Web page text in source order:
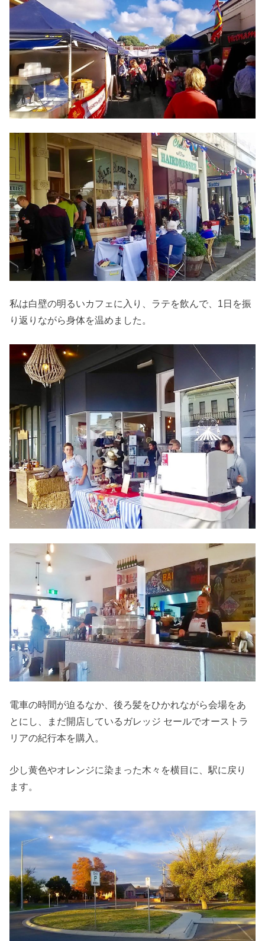
私は白壁の明るいカフェに入り、ラテを飲んで、1日を振
り返りながら身体を温めました。
電車の時間が迫るなか、後ろ髪をひかれながら会場をあ
とにし、まだ開店しているガレッジ セールでオーストラ
リアの紀行本を購入。
少し⻩色やオレンジに染まった木々を横目に、駅に戻り
ます。